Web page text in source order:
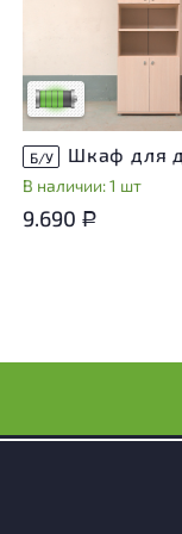
незначительные
эксплуатации, не
использования
Низкая степень
Б/У
В наличии: 1 шт
9.690 Р